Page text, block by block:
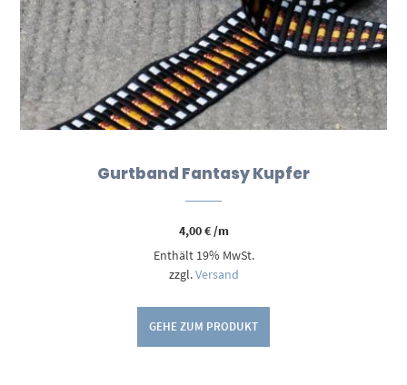
Gurtband Fantasy Kupfer
4,00€/m
Enthält 19% MwSt.
zzgl.Versand
GEHE ZUM PRODUKT